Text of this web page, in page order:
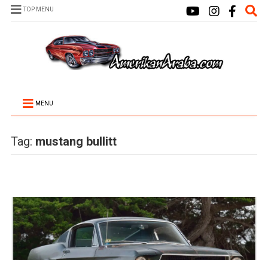
TOP MENU
MENU
Tag: mustang bullitt